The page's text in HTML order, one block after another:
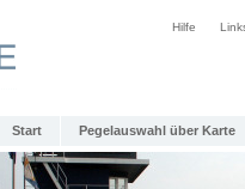
Hilfe
Start Pegelauswahl über Karte